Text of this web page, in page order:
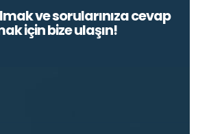
ve sorularınıza cevap
için bize ulaşın!